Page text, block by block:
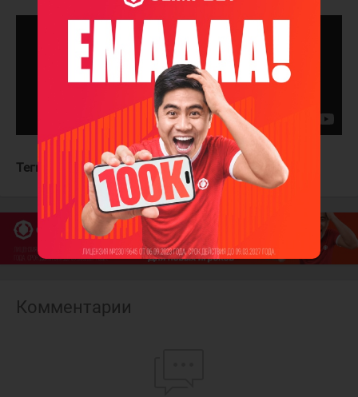
Теги: Ванкувер Кэнакс Нэшвилл Предаторз
Комментарии